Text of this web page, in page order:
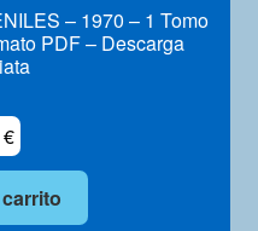
– 1970 – 1 Tomo
PDF – Descarga
€